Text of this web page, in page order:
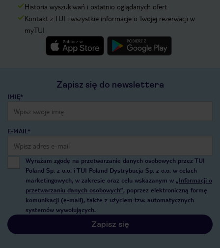
Historia wyszukiwań i ostatnio oglądanych ofert
Kontakt z TUI i wszystkie informacje o Twojej rezerwacji w
myTUI
Zapisz się do newslettera
IMIĘ*
E-MAIL*
Wyrażam zgodę na przetwarzanie danych osobowych przez TUI
Poland Sp. z o.o. i TUI Poland Dystrybucja Sp. z o.o. w celach
marketingowych, w zakresie oraz celu wskazanym w „Informacji o
przetwarzaniu danych osobowych”, poprzez elektroniczną formę
komunikacji (e-mail), także z użyciem tzw. automatycznych
systemów wywołujących.
Zapisz się